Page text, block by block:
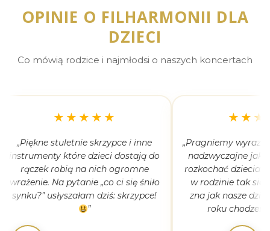
OPINIE O FILHARMONII DLA
DZIECI
Co mówią rodzice i najmłodsi o naszych koncertach
★★★★★
„Piękne stuletnie skrzypce i inne
instrumenty które dzieci dostają do
rączek robią na nich ogromne
wrażenie. Na pytanie „co ci się śniło
synku?” usłyszałam dziś: skrzypce!
”
„Pragniemy wyrazić
nadzwyczajne jak
rozkochać
w rodzinie tak się
zna jak nasze
roku